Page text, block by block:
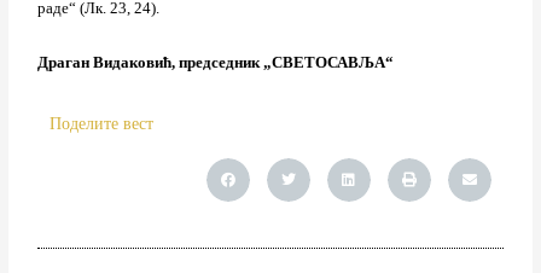
раде“ (Лк. 23, 24).
Драган Видаковић, председник „СВЕТОСАВЉА“
Поделите вест